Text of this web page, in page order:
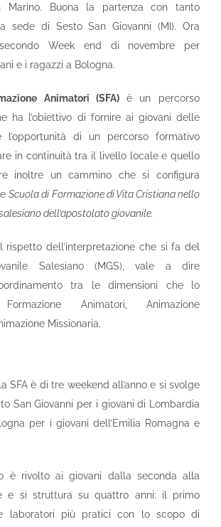
Marino. Buona la partenza con tanto
sede di Sesto San Giovanni (MI). Ora
Week end di novembre per
e i ragazzi a Bologna.
Animatori (SFA) è un percorso
ha l’obiettivo di fornire ai giovani delle
l’opportunità di un percorso formativo
in continuità tra il livello locale e quello
inoltre un cammino che si configura
Scuola di Formazione di Vita Cristiana nello
dell’apostolato giovanile.
rispetto dell’interpretazione che si fa del
Salesiano (MGS), vale a dire
tra le dimensioni che lo
Formazione Animatori, Animazione
Missionaria.
SFA è di tre weekend all’anno e si svolge
San Giovanni per i giovani di Lombardia
per i giovani dell’Emilia Romagna e
è rivolto ai giovani dalla seconda alla
e si struttura su quattro anni: il primo
laboratori più pratici con lo scopo di